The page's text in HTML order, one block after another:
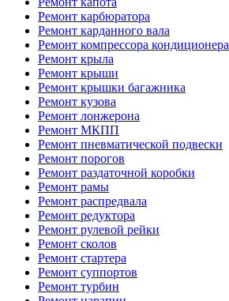
Ремонт карбюратора
Ремонт карданного вала
Ремонт компрессора кондиционера
Ремонт крыла
Ремонт крыши
Ремонт крышки багажника
Ремонт кузова
Ремонт лонжерона
Ремонт МКПП
Ремонт пневматической подвески
Ремонт порогов
Ремонт раздаточной коробки
Ремонт рамы
Ремонт распредвала
Ремонт редуктора
Ремонт рулевой рейки
Ремонт сколов
Ремонт стартера
Ремонт суппортов
Ремонт турбин